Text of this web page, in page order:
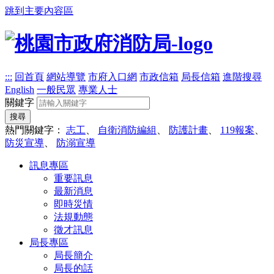
跳到主要內容區
::: 回首頁 網站導覽 市府入口網 市政信箱 局長信箱 進階搜尋
English 一般民眾 專業人士
關鍵字
搜尋
熱門關鍵字： 志工 自衛消防編組 防護計畫 119報案
防災宣導
防溺宣導
訊息專區
重要訊息
最新消息
即時災情
法規動態
徵才訊息
局長專區
局長簡介
局長的話